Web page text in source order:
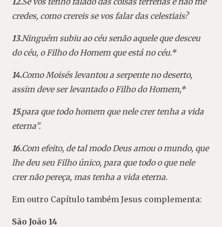
credes, como crereis se vos falar das celestiais?
13.Ninguém subiu ao céu senão aquele que desceu
do céu, o Filho do Homem que está no céu.*
14.Como Moisés levantou a serpente no deserto,
assim deve ser levantado o Filho do Homem,*
15.para que todo homem que nele crer tenha a vida
eterna”.
16.Com efeito, de tal modo Deus amou o mundo, que
lhe deu seu Filho único, para que todo o que nele
crer não pereça, mas tenha a vida eterna.
Em outro Capítulo também Jesus complementa:
São João 14